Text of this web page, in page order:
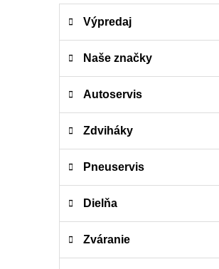
kategórie
K
t
g
Výpredaj
Naše značky
Autoservis
Zdviháky
Pneuservis
Dielňa
Zváranie